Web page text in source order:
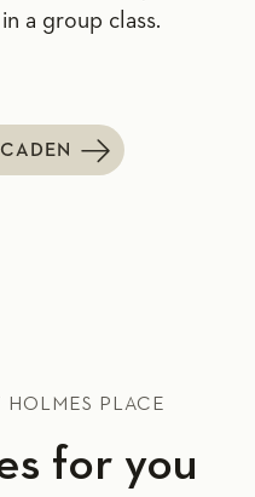
a group class.
HOLMES PLACE
for you